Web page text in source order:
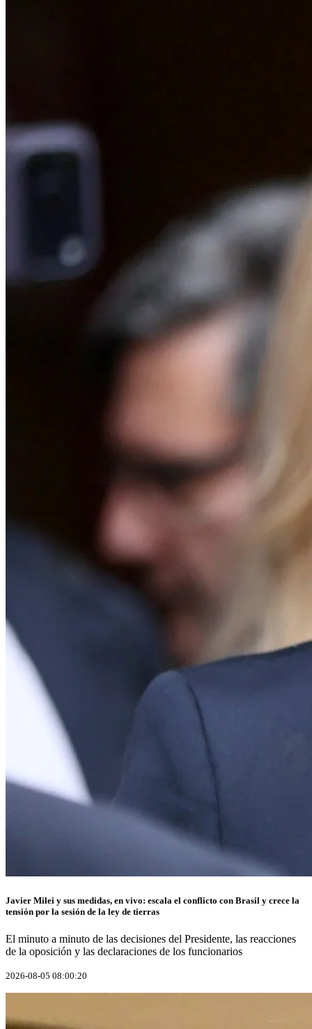
Javier Milei y sus medidas, en vivo: escala el conflicto con Brasil y crece la
tensión por la sesión de la ley de tierras
El minuto a minuto de las decisiones del Presidente, las reacciones
de la oposición y las declaraciones de los funcionarios
2026-08-05 08:00:20